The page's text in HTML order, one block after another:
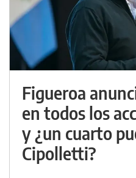
Figueroa
en todos los
y ¿un cuarto
Cipolletti?